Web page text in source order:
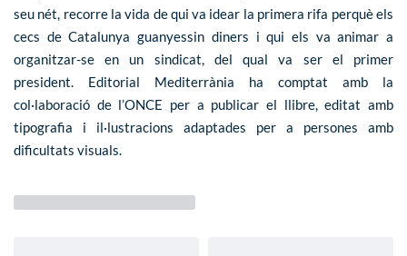
seu nét, recorre la vida de qui va idear la primera rifa perquè els
cecs de Catalunya guanyessin diners i qui els va animar a
organitzar-se en un sindicat, del qual va ser el primer
president. Editorial Mediterrània ha comptat amb la
col·laboració de l’ONCE per a publicar el llibre, editat amb
tipografia i il·lustracions adaptades per a persones amb
dificultats visuals.